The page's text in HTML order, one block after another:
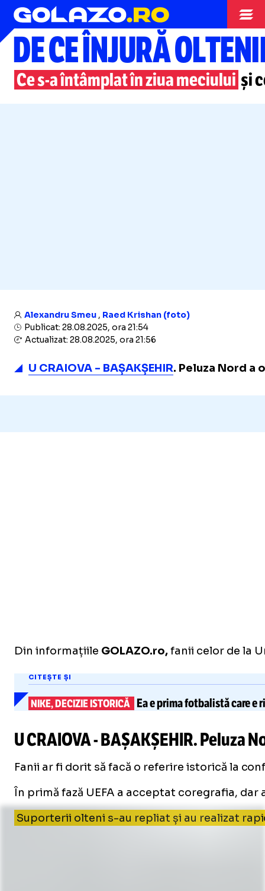
Conference League
DE CE ÎNJURĂ
Ces-aîntâmplat în ziua meciului și
Alexandru Smeu, Raed Krishan (foto)
Publicat: 28.08.2025, ora 21:54
Actualizat: 28.08.2025, ora 21:56
U CRAIOVA - BAȘAKȘEHIR. Peluza Nord a
Din informațiile GOLAZO.ro,fanii celor de la
CITEȘTE ȘI
NIKE, DECIZIE ISTORICĂ Ea eprima fotbalistăcare e
U CRAIOVA - BAȘAKȘEHIR.Peluza
Fanii ar fi dorit să facă o referire istorică la
În primă fază UEFA a acceptat coregrafia,
Suporterii olteni s-au repliat și au realizat